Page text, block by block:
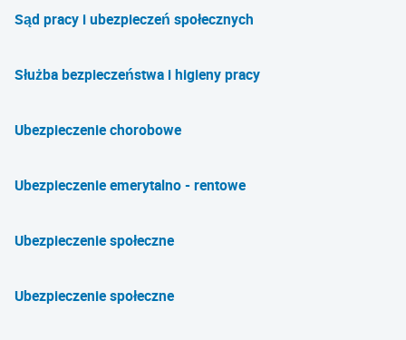
Sąd pracy i ubezpieczeń społecznych
Służba bezpieczeństwa i higieny pracy
Ubezpieczenie chorobowe
Ubezpieczenie emerytalno - rentowe
Ubezpieczenie społeczne
Ubezpieczenie społeczne